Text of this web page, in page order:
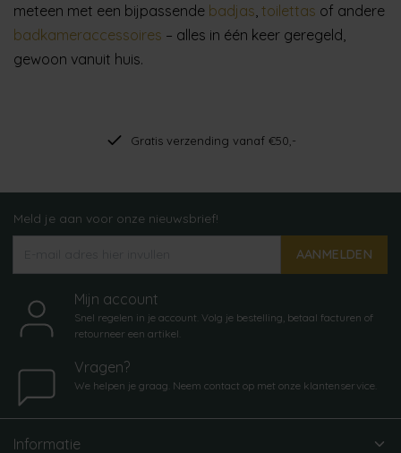
meteen met een bijpassende badjas toilettas of andere
badkameraccessoires – alles in één keer geregeld,
gewoon vanuit huis.
Gratis verzending vanaf €50,-
Meld je aan voor onze nieuwsbrief!
AANMELDEN
Mijn account
Snel regelen in je account. Volg je bestelling, betaal facturen of
retourneer een artikel.
Vragen?
We helpen je graag. Neem contact op met onze klantenservice.
Informatie